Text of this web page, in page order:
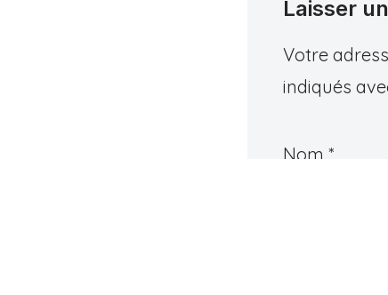
Laisser
Votre
indiqués
Nom *